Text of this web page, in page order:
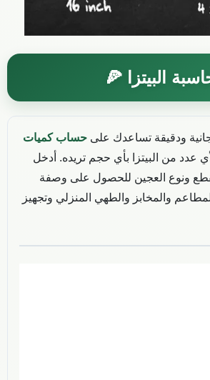
البيتزا 🍕
ودقيقة تساعدك على حساب كميات
عدد من البيتزا بأي حجم تريده. أدخل
ونوع العجين للحصول على وصفة
والمخابز والطهي المنزلي وتجهيز